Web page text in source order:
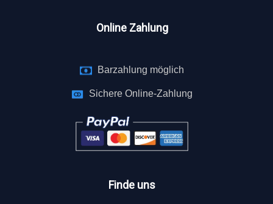
Online Zahlung
Barzahlung möglich
Sichere Online-Zahlung
Finde uns